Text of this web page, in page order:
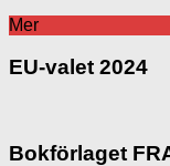
Mer
EU-valet 2024
Bokförlaget